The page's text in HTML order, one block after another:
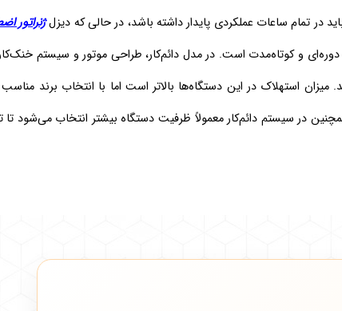
در تمام ساعات عملکردی پایدار داشته باشد، در حالی که دیزلژنراتور
دوره‌ای و کوتاه‌مدت است. در مدل دائم‌کار، طراحی موتور و سیستم
استهلاک در این دستگاه‌ها بالاتر است اما با انتخاب برند
در سیستم دائم‌کار معمولاً ظرفیت دستگاه بیشتر انتخاب می‌شود تا